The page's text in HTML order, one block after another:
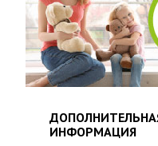
ИНФОРМАЦИЯ